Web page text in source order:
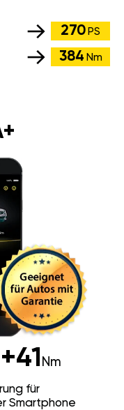
270 PS
384 Nm
+41 Nm
für
Smartphone